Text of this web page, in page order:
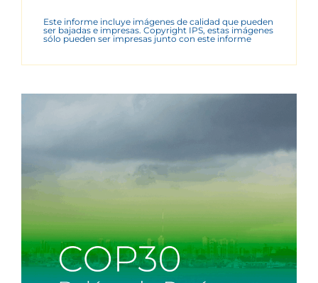
Este informe incluye imágenes de calidad que pueden
ser bajadas e impresas. Copyright IPS, estas imágenes
sólo pueden ser impresas junto con este informe